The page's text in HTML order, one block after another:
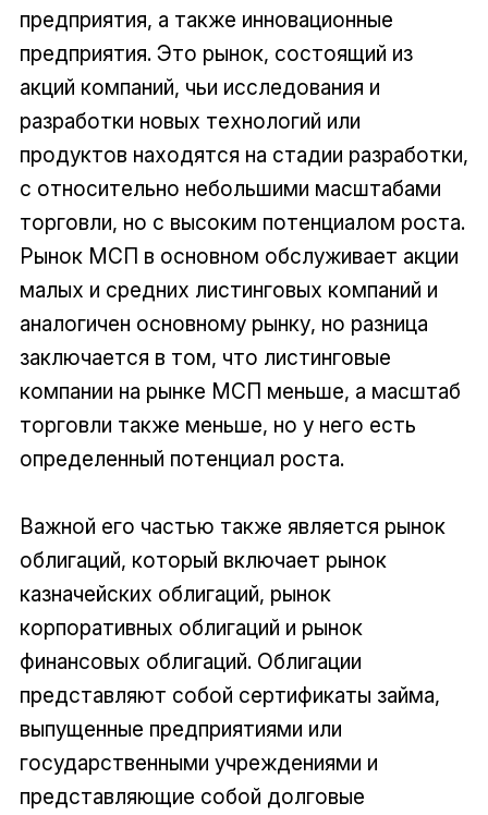
предприятия, а также инновационные
предприятия. Это рынок, состоящий из
акций компаний, чьи исследования и
разработки новых технологий или
продуктов находятся на стадии разработки,
с относительно небольшими масштабами
торговли, но с высоким потенциалом роста.
Рынок МСП в основном обслуживает акции
малых и средних листинговых компаний и
аналогичен основному рынку, но разница
заключается в том, что листинговые
компании на рынке МСП меньше, а масштаб
торговли также меньше, но у него есть
определенный потенциал роста.
Важной его частью также является рынок
облигаций, который включает рынок
казначейских облигаций, рынок
корпоративных облигаций и рынок
финансовых облигаций. Облигации
представляют собой сертификаты займа,
выпущенные предприятиями или
государственными учреждениями и
представляющие собой долговые